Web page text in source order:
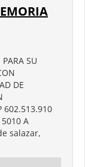
SU
DE
602.513.910
A
salazar,